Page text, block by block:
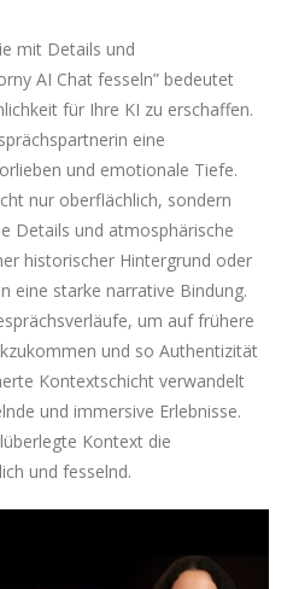
mit Details und
AI Chat fesseln” bedeutet
für Ihre KI zu erschaffen.
eine
und emotionale Tiefe.
nur oberflächlich, sondern
Details und atmosphärische
historischer Hintergrund oder
eine starke narrative Bindung.
um auf frühere
und so Authentizität
Kontextschicht verwandelt
und immersive Erlebnisse.
Kontext die
und fesselnd.